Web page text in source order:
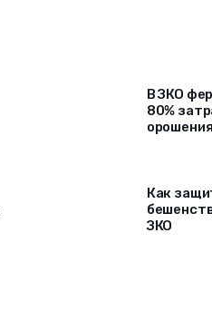
В ЗКО
80%
орошения
Как
ЗКО